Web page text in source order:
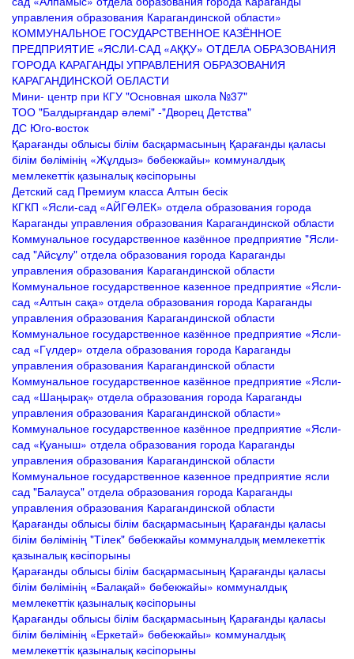
управления образования Карагандинской области»
КОММУНАЛЬНОЕ ГОСУДАРСТВЕННОЕ КАЗЁННОЕ
ПРЕДПРИЯТИЕ «ЯСЛИ-САД «АҚҚУ» ОТДЕЛА ОБРАЗОВАНИЯ
ГОРОДА КАРАГАНДЫ УПРАВЛЕНИЯ ОБРАЗОВАНИЯ
КАРАГАНДИНСКОЙ ОБЛАСТИ
Мини- центр при КГУ "Основная школа №37"
ТОО "Балдырғандар әлемі" -"Дворец Детства"
ДС Юго-восток
Қарағанды облысы білім басқармасының Қарағанды қаласы
білім бөлімінің «Жұлдыз» бөбекжайы» коммуналдық
мемлекеттік қазыналық кәсіпорыны
Детский сад Премиум класса Алтын бесік
КГКП «Ясли-сад «АЙГӨЛЕК» отдела образования города
Караганды управления образования Карагандинской области
Коммунальное государственное казённое предприятие "Ясли-
сад "Айсұлу" отдела образования города Караганды
управления образования Карагандинской области
Коммунальное государственное казенное предприятие «Ясли-
сад «Алтын сақа» отдела образования города Караганды
управления образования Карагандинской области
Коммунальное государственное казённое предприятие «Ясли-
сад «Гүлдер» отдела образования города Караганды
управления образования Карагандинской области
Коммунальное государственное казённое предприятие «Ясли-
сад «Шаңырақ» отдела образования города Караганды
управления образования Карагандинской области»
Коммунальное государственное казённое предприятие «Ясли-
сад «Қуаныш» отдела образования города Караганды
управления образования Карагандинской области
Коммунальное государственное казенное предприятие ясли
сад "Балауса" отдела образования города Караганды
управления образования Карагандинской области
Қарағанды облысы білім басқармасының Қарағанды қаласы
білім бөлімінің "Тілек" бөбекжайы коммуналдық мемлекеттік
қазыналық кәсіпорыны
Қарағанды облысы білім басқармасының Қарағанды қаласы
білім бөлімінің «Балақай» бөбекжайы» коммуналдық
мемлекеттік қазыналық кәсіпорыны
Қарағанды облысы білім басқармасының Қарағанды қаласы
білім бөлімінің «Еркетай» бөбекжайы» коммуналдық
мемлекеттік қазыналық кәсіпорыны